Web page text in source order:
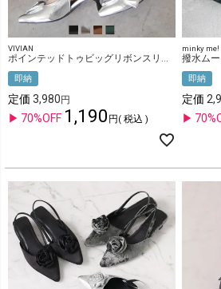
VIVIAN
ポインテッドトゥビッグリボンスリングバックパンプス
即納
定価 3,980
70%OFF 1,190 税込
minky me!
撥水ム
即納
定価